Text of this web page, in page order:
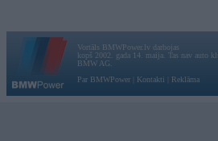
Vortāls BMWPower.lv darbojas
kopš 2002. gada 14. maija. Tas nav auto
BMW AG.
Par BMWPower
Kontakti Reklāma